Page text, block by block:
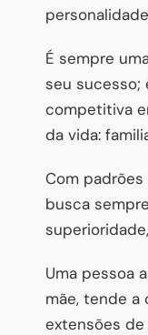
É sempre
seu sucesso;
competitiva
da vida:
Com
busca
Uma pessoa
mãe, tende a
extensões de